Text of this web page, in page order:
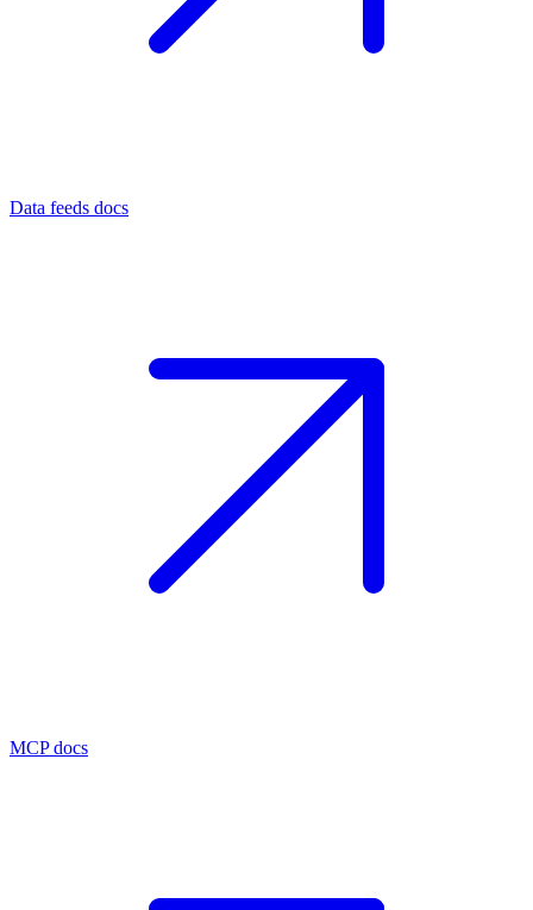
Data feeds docs
MCP docs